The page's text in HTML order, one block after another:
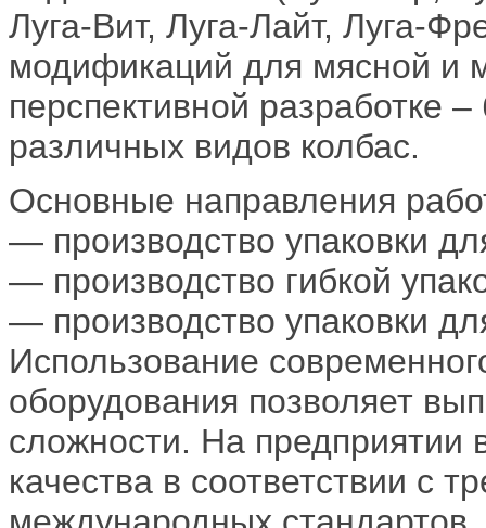
Луга-Вит, Луга-Лайт, Луга-
модификаций для мясной и
перспективной разработке
различных видов колбас.
Основные направления
— производство упаковки
— производство гибкой
— производство упаковки
Использование
оборудования позволяет
сложности. На
качества в соответствии с